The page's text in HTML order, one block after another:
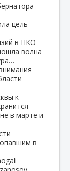
цель
волна
в марте и
в